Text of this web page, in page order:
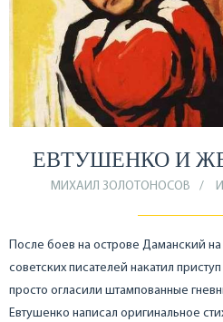
ЕВТУШЕНКО И
МИХАИЛ ЗОЛОТОНОСОВ
После боев на острове Даманский на
советских писателей накатил
просто огласили штампованные
Евтушенко написал оригинальное